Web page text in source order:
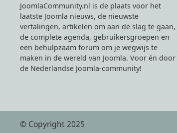
JoomlaCommunity.nl is de plaats voor het
laatste Joomla nieuws, de nieuwste
vertalingen, artikelen om aan de slag te gaan,
de complete agenda, gebruikersgroepen en
een behulpzaam forum om je wegwijs te
maken in de wereld van Joomla. Voor én door
de Nederlandse Joomla-community!
© Copyright 2025